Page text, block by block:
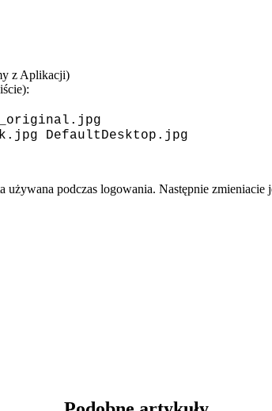
z Aplikacji)
DefaultDesktop.jpg
podczas logowania. Następnie